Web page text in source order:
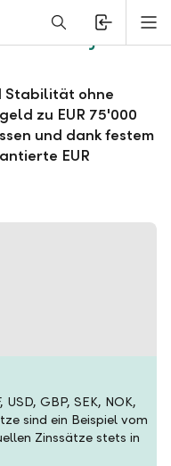
für 3 Jahre
Stabilität ohne
zu EUR 75'000
und dank festem
EUR
GBP, SEK, NOK,
sind ein Beispiel vom
Zinssätze stets in